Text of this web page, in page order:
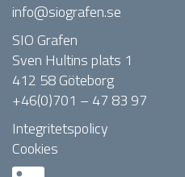
info@siografen.se
SIO Grafen
Sven Hultins plats 1
412 58 Göteborg
+46(0)701 – 47 83 97
Integritetspolicy
Cookies